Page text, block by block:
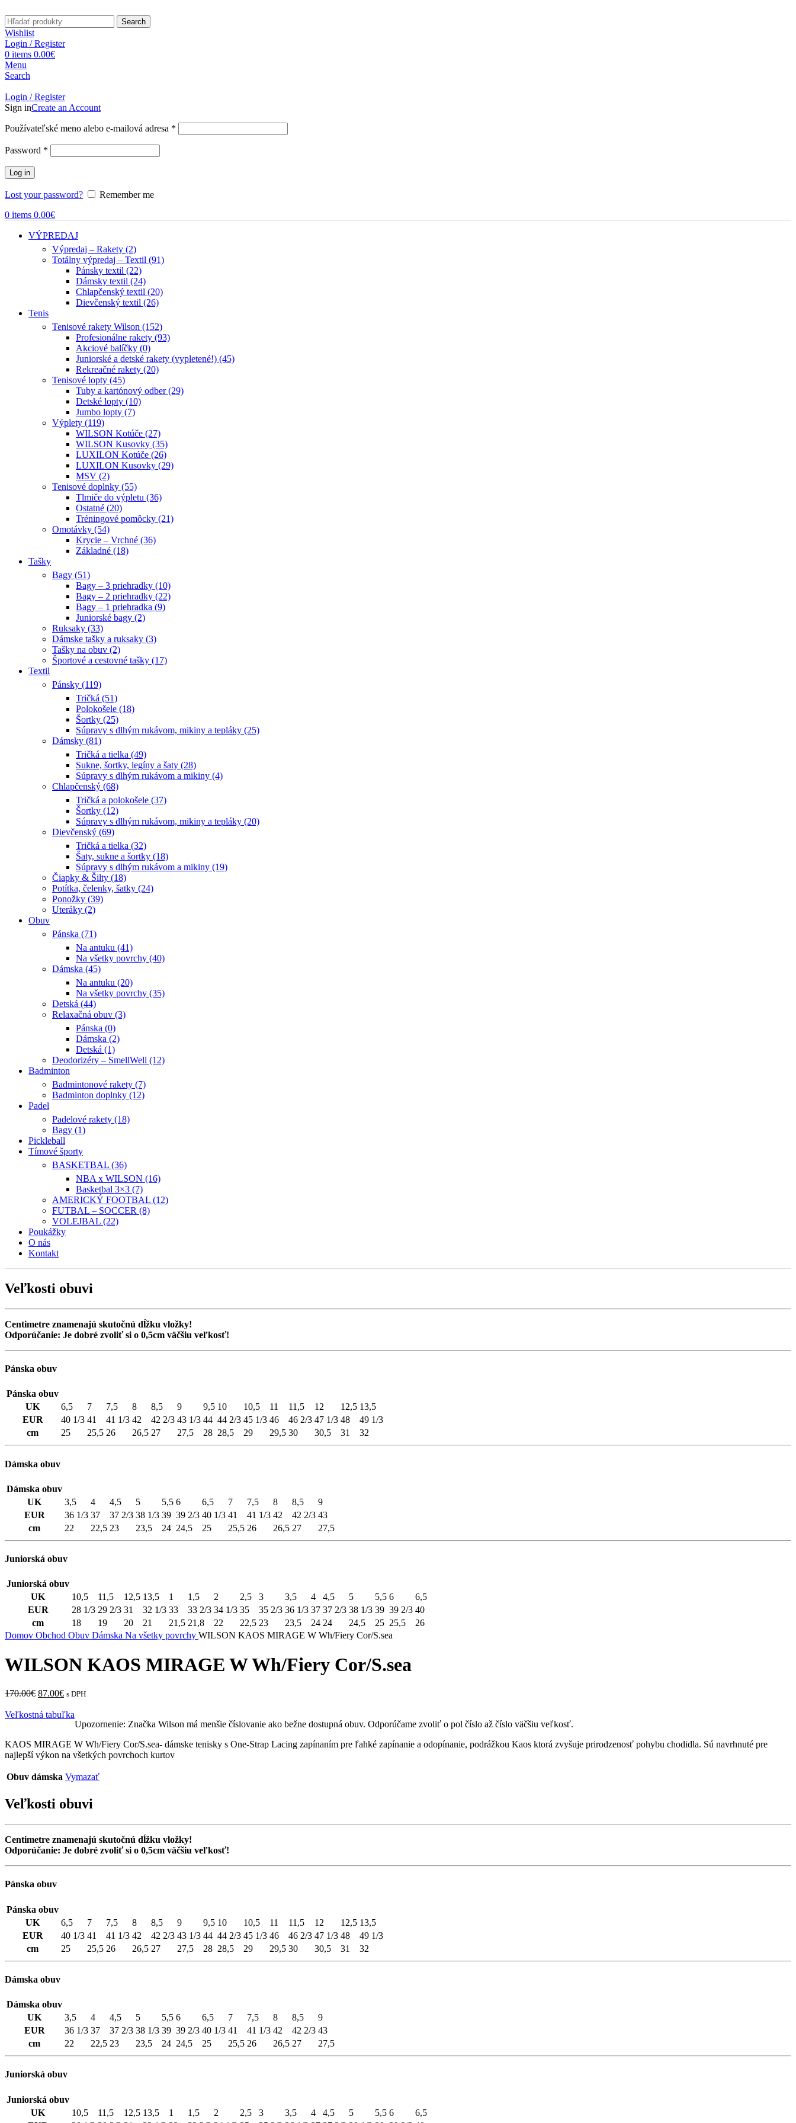
Search
Wishlist
Login / Register
0 items 0.00€
Menu
Search
Login / Register
Sign inCreate an Account
Používateľské meno alebo e-mailová adresa *
Password *
Log in
Lost your password?
Remember me
0 items 0.00€
VÝPREDAJ
Výpredaj – Rakety (2)
Totálny výpredaj – Textil (91)
Pánsky textil (22)
Dámsky textil (24)
Chlapčenský textil (20)
Dievčenský textil (26)
Tenis
Tenisové rakety Wilson (152)
Profesionálne rakety (93)
Akciové balíčky (0)
Juniorské a detské rakety (vypletené!) (45)
Rekreačné rakety (20)
Tenisové lopty (45)
Tuby a kartónový odber (29)
Detské lopty (10)
Jumbo lopty (7)
Výplety (119)
WILSON Kotúče (27)
WILSON Kusovky (35)
LUXILON Kotúče (26)
LUXILON Kusovky (29)
MSV (2)
Tenisové doplnky (55)
Tlmiče do výpletu (36)
Ostatné (20)
Tréningové pomôcky (21)
Omotávky (54)
Krycie – Vrchné (36)
Základné (18)
Tašky
Bagy (51)
Bagy – 3 priehradky (10)
Bagy – 2 priehradky (22)
Bagy – 1 priehradka (9)
Juniorské bagy (2)
Ruksaky (33)
Dámske tašky a ruksaky (3)
Tašky na obuv (2)
Športové a cestovné tašky (17)
Textil
Pánsky (119)
Tričká (51)
Polokošele (18)
Šortky (25)
Súpravy s dlhým rukávom, mikiny a tepláky (25)
Dámsky (81)
Tričká a tielka (49)
Sukne, šortky, legíny a šaty (28)
Súpravy s dlhým rukávom a mikiny (4)
Chlapčenský (68)
Tričká a polokošele (37)
Šortky (12)
Súpravy s dlhým rukávom, mikiny a tepláky (20)
Dievčenský (69)
Tričká a tielka (32)
Šaty, sukne a šortky (18)
Súpravy s dlhým rukávom a mikiny (19)
Čiapky & Šilty (18)
Potítka, čelenky, šatky (24)
Ponožky (39)
Uteráky (2)
Obuv
Pánska (71)
Na antuku (41)
Na všetky povrchy (40)
Dámska (45)
Na antuku (20)
Na všetky povrchy (35)
Detská (44)
Relaxačná obuv (3)
Pánska (0)
Dámska (2)
Detská (1)
Deodorizéry – SmellWell (12)
Badminton
Badmintonové rakety (7)
Badminton doplnky (12)
Padel
Padelové rakety (18)
Bagy (1)
Pickleball
Tímové športy
BASKETBAL (36)
NBA x WILSON (16)
Basketbal 3×3 (7)
AMERICKÝ FOOTBAL (12)
FUTBAL – SOCCER (8)
VOLEJBAL (22)
Poukážky
O nás
Kontakt
Veľkosti obuvi
Centimetre znamenajú skutočnú dĺžku vložky!
Odporúčanie: Je dobré zvoliť si o 0,5cm väčšiu veľkosť!
Pánska obuv
Pánska obuv
UK
6,5 7 7,5 8 8,5 9 9,5 10 10,5 11 11,5 12 12,5 13,5
EUR
40 1/3 41 41 1/3 42 42 2/3 43 1/3 44 44 2/3 45 1/3 46 46 2/3 47 1/3 48
49 1/3
cm
25 25,5 26 26,5 27 27,5 28 28,5 29 29,5 30 30,5 31 32
Dámska obuv
Dámska obuv
UK
3,5 4 4,5 5 5,5 6 6,5 7 7,5 8 8,5
9
EUR
36 1/3 37 37 2/3 38 1/3 39 39 2/3 40 1/3 41 41 1/3 42 42 2/3 43
cm
22 22,5 23 23,5 24 24,5 25 25,5 26 26,5 27 27,5
Juniorská obuv
Juniorská obuv
UK
10,5 11,5 12,5 13,5 1 1,5 2 2,5 3 3,5 4 4,5 5 5,5 6
6,5
EUR
28 1/3 29 2/3 31 32 1/3 33 33 2/3 34 1/3 35 35 2/3 36 1/3 37 37 2/3 38 1/3 39 39 2/3 40
cm
18 19 20 21 21,5 21,8 22 22,5 23 23,5 24 24 24,5 25 25,5
26
Domov Obchod Obuv Dámska Na všetky povrchy WILSON KAOS MIRAGE W Wh/Fiery Cor/S.sea
WILSON KAOS MIRAGE W Wh/Fiery Cor/S.sea
170.00€ Pôvodná
bola:
87.00€Aktuálna
je:
87.00€.
s DPH
Veľkostná tabuľka
Upozornenie: Značka Wilson má menšie číslovanie ako bežne dostupná obuv. Odporúčame zvoliť o pol číslo až číslo väčšiu veľkosť.
KAOS MIRAGE W Wh/Fiery Cor/S.sea- dámske tenisky s One-Strap Lacing zapínaním pre ľahké zapínanie a odopínanie, podrážkou Kaos ktorá zvyšuje prirodzenosť pohybu chodidla. Sú navrhnuté pre
najlepší výkon na všetkých povrchoch kurtov
Obuv dámska Vymazať
Veľkosti obuvi
Centimetre znamenajú skutočnú dĺžku vložky!
Odporúčanie: Je dobré zvoliť si o 0,5cm väčšiu veľkosť!
Pánska obuv
Pánska obuv
UK
6,5 7 7,5 8 8,5 9 9,5 10 10,5 11 11,5 12 12,5 13,5
EUR
40 1/3 41 41 1/3 42 42 2/3 43 1/3 44 44 2/3 45 1/3 46 46 2/3 47 1/3 48
49 1/3
cm
25 25,5 26 26,5 27 27,5 28 28,5 29 29,5 30 30,5 31 32
Dámska obuv
Dámska obuv
UK
3,5 4 4,5 5 5,5 6 6,5 7 7,5 8 8,5
9
EUR
36 1/3 37 37 2/3 38 1/3 39 39 2/3 40 1/3 41 41 1/3 42 42 2/3 43
cm
22 22,5 23 23,5 24 24,5 25 25,5 26 26,5 27 27,5
Juniorská obuv
Juniorská obuv
UK
10,5 11,5 12,5 13,5 1 1,5 2 2,5 3 3,5 4 4,5 5 5,5 6
6,5